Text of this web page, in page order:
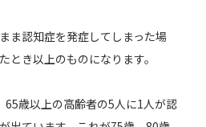
ま認知症を発症してしまった場
とき以上のものになります。
65歳以上の高齢者の5人に1人が認